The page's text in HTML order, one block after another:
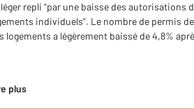
léger repli "par une baisse des autorisations
individuels". Le nombre de permis
logements a légèrement baissé de 4,8%
plus